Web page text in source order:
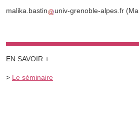
malika.bastin univ-grenoble-alpes.fr
EN SAVOIR +
> Le séminaire